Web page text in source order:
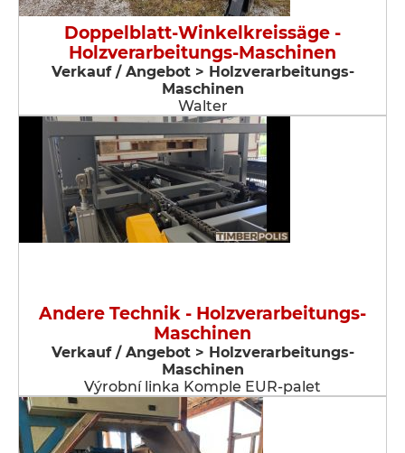
Doppelblatt-Winkelkreissäge -
Holzverarbeitungs-Maschinen
Verkauf / Angebot > Holzverarbeitungs-
Maschinen
Walter
Andere Technik - Holzverarbeitungs-
Maschinen
Verkauf / Angebot > Holzverarbeitungs-
Maschinen
Výrobní linka Komple EUR-palet